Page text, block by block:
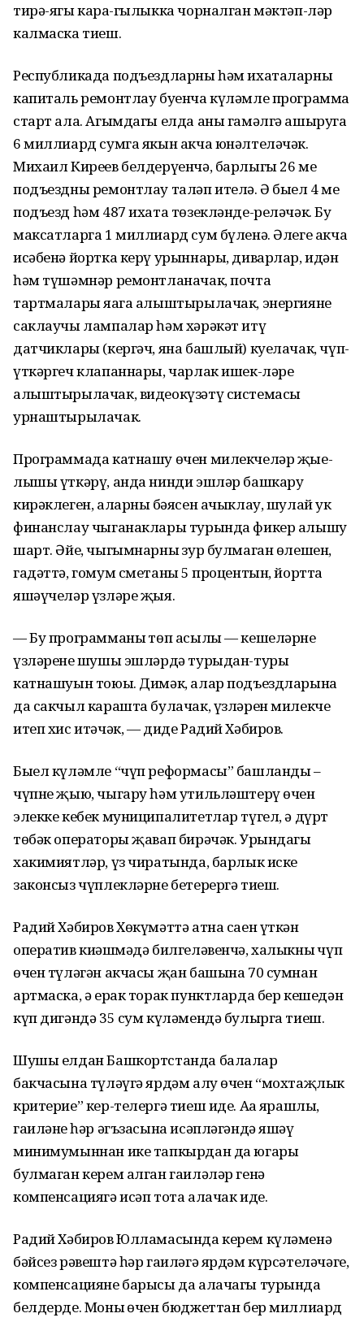
тирә-ягы караң-гы­лыкка чорналган мәктәп-ләр
калмаска тиеш.
Республикада подъездларны һәм ихаталарны
капиталь ремонтлау буенча күләмле программа
старт ала. Агымдагы елда аны гамәлгә ашыруга
6 миллиард сумга якын акча юнәл­теләчәк.
Михаил Киреев белдерүенчә, барлыгы 26 мең
подъездны ремонтлау таләп ителә. Ә быел 4 мең
подъезд һәм 487 ихата төзекләнде-реләчәк. Бу
максатларга 1 миллиард сум бүленә. Әлеге акча
исәбенә йортка керү урыннары, диварлар, идән
һәм түшәмнәр ремонтланачак, почта
тартмалары яңага алыштырылачак, энергияне
саклаучы лампалар һәм хәрәкәт итү
датчиклары (кергәч, яна башлый) куелачак, чүп­
үткәргеч клапаннары, чарлак ишек-ләре
алыштырылачак, видеокүзәтү системасы
урнаштырылачак.
Программада катнашу өчен милекчеләр җые-
лышы үткәрү, анда нинди эшләр башкару
кирәклеген, алар­ның бәясен ачыклау, шулай ук
финанслау чыганаклары турында фикер алышу
шарт. Әйе, чыгым­нарның зур булмаган өле­шен,
гадәттә, гомум сме­таның 5 процентын, йортта
яшәүчеләр үзләре җыя.
— Бу программаның төп асылы — кешеләрнең
үзлә­ренең шушы эшләрдә турыдан-туры
катнашуын тоюы. Димәк, алар подъ­езд­­ларына
да сакчыл карашта булачак, үзләрен милекче
итеп хис итәчәк, — диде Радий Хәбиров.
Быел күләмле “чүп реформасы” башланды –
чүп­не җыю, чыгару һәм утиль­ләштерү өчен
элекке кебек муниципалитетлар түгел, ә дүрт
төбәк операторы җа­вап бирәчәк. Урындагы
хакимиятләр, үз чиратында, бар­лык иске
законсыз чүплекләрне бете­рергә тиеш.
Радий Хәбиров Хөкү­мәттә атна саен үткән
оператив киңәшмәдә билге­ләвенчә, халыкның чүп
өчен түләгән акчасы җан башына 70 сумнан
артмаска, ә ерак торак пунктларда бер кешедән
күп дигәндә 35 сум күләмендә булырга тиеш.
Шушы елдан Башкортстанда балалар
бакчасына түләүгә ярдәм алу өчен “мохтаҗлык
критерие” кер-телергә тиеш иде. Аңа ярашлы,
гаиләнең һәр әгъ­засына исәпләгәндә яшәү
минимумыннан ике тапкырдан да югары
булмаган керем алган гаиләләр генә
компенсациягә исәп тота алачак иде.
Радий Хәбиров Юлламасында керем күләменә
бәйсез рәвештә һәр гаиләгә ярдәм күрсәтеләчәге,
компенсацияне барысы да алачагы турында
белдерде. Моның өчен бюджеттан бер миллиард